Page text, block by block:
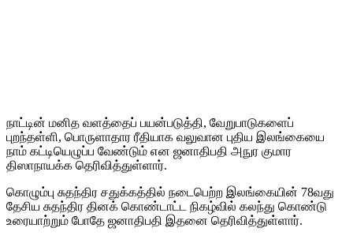
நாட்டின் மனித வளத்தைப் பயன்படுத்தி, வேறுபாடுகளைப்
புறந்தள்ளி, பொருளாதார ரீதியாக வலுவான புதிய இலங்கையை
நாம் கட்டியெழுப்ப வேண்டும் என ஜனாதிபதி அநுர குமார
திஸாநாயக்க தெரிவித்துள்ளார்.
கொழும்பு சுதந்திர சதுக்கத்தில் நடைபெற்ற இலங்கையின் 78வது
தேசிய சுதந்திர தினக் கொண்டாட்ட நிகழ்வில் கலந்து கொண்டு
உரையாற்றும் போதே ஜனாதிபதி இதனை தெரிவித்துள்ளார்.